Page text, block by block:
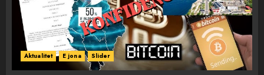
Aktualitet E jona Slider